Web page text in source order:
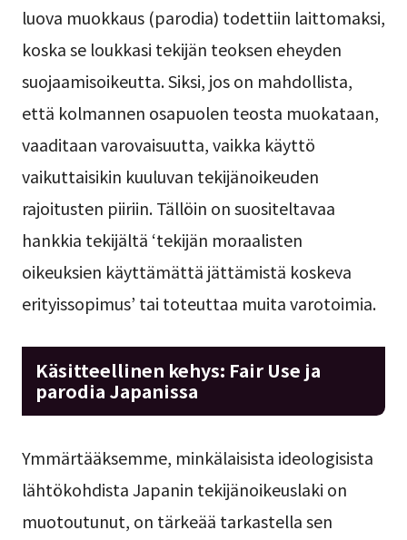
luova muokkaus (parodia) todettiin laittomaksi,
koska se loukkasi tekijän teoksen eheyden
suojaamisoikeutta. Siksi, jos on mahdollista,
että kolmannen osapuolen teosta muokataan,
vaaditaan varovaisuutta, vaikka käyttö
vaikuttaisikin kuuluvan tekijänoikeuden
rajoitusten piiriin. Tällöin on suositeltavaa
hankkia tekijältä ‘tekijän moraalisten
oikeuksien käyttämättä jättämistä koskeva
erityissopimus’ tai toteuttaa muita varotoimia.
Käsitteellinen kehys: Fair Use ja
parodia Japanissa
Ymmärtääksemme, minkälaisista ideologisista
lähtökohdista Japanin tekijänoikeuslaki on
muotoutunut, on tärkeää tarkastella sen